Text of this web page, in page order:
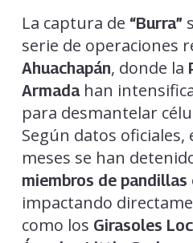
La captura de “Burra”
serie de operaciones
Ahuachapán, donde la
Armadahan
para desmantelar
Según datos
meses se han
miembros de pandillas
impactando
como los Girasoles